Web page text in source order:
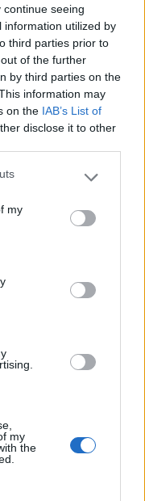
seeing
information utilized by
third parties prior to
of the further
by third parties on the
information may
on the IAB’s List of
disclose it to other
one or more Google
You may click to
third-party tags to
in below Google
my
my
the
di alloggiamento.